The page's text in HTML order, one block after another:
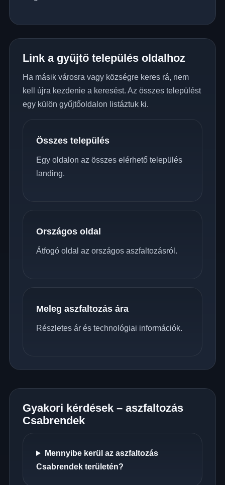
Link a gyűjtő település oldalhoz
Ha másik városra vagy községre keres rá, nem
kell újra kezdenie a keresést. Az összes települést
egy külön gyűjtőoldalon listáztuk ki.
Összes település
Egy oldalon az összes elérhető település
landing.
Országos oldal
Átfogó oldal az országos aszfaltozásról.
Meleg aszfaltozás ára
Részletes ár és technológiai információk.
Gyakori kérdések – aszfaltozás
Csabrendek
Mennyibe kerül az aszfaltozás
Csabrendek területén?